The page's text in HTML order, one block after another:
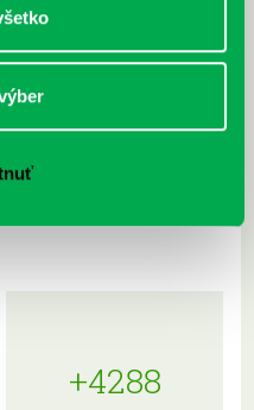
kompletný sprievodca
+4288